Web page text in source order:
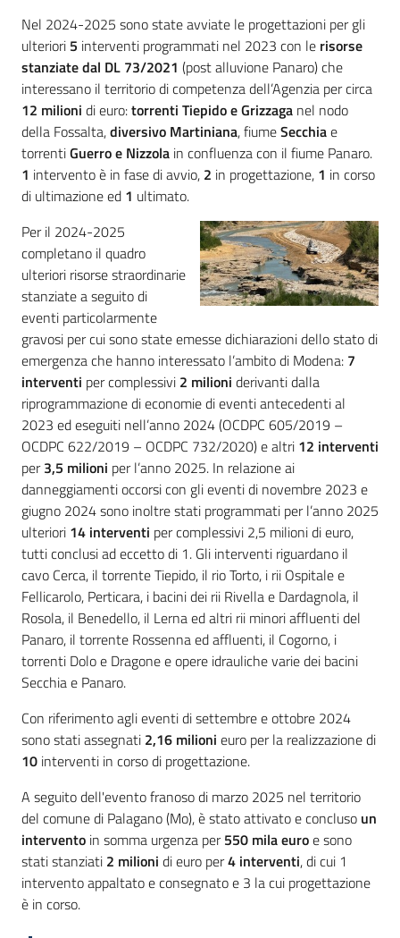
Nel 2024-2025 sono state avviate le progettazioni per gli
ulteriori 5 interventi programmati nel 2023 con le risorse
stanziate dal DL 73/2021 (post alluvione Panaro) che
interessano il territorio di competenza dell’Agenzia per circa
12 milioni di euro:torrenti Tiepido e Grizzaga nel nodo
della Fossalta,diversivo Martiniana, fiumeSecchiae
torrentiGuerro e Nizzola in confluenza con il fiume Panaro.
1 intervento è in fase di avvio, 2 in progettazione, 1 in corso
di ultimazione ed 1 ultimato.
Per il 2024-2025
completano il quadro
ulteriori risorse straordinarie
stanziate a seguito di
eventi particolarmente
gravosi per cui sono state emesse dichiarazioni dello stato di
emergenza che hanno interessato l’ambito di Modena: 7
interventi per complessivi 2 milioni derivanti dalla
riprogrammazione di economie di eventi antecedenti al
2023 ed eseguiti nell’anno 2024 (OCDPC 605/2019 –
OCDPC 622/2019 – OCDPC 732/2020) e altri 12 interventi
per3,5 milioni per l’anno 2025. In relazione ai
danneggiamenti occorsi con gli eventi di novembre 2023 e
giugno 2024 sono inoltre stati programmati per l’anno 2025
ulteriori 14 interventi per complessivi 2,5 milioni di euro,
tutti conclusi ad eccetto di 1. Gli interventi riguardano il
cavo Cerca, il torrente Tiepido, il rio Torto, i rii Ospitale e
Fellicarolo, Perticara, i bacini dei rii Rivella e Dardagnola, il
Rosola, il Benedello, il Lerna ed altri rii minori affluenti del
Panaro, il torrente Rossenna ed affluenti, il Cogorno, i
torrenti Dolo e Dragone e opere idrauliche varie dei bacini
Secchia e Panaro.
Con riferimento agli eventi di settembre e ottobre 2024
sono stati assegnati 2,16 milioni euro per la realizzazione di
10 interventi in corso di progettazione.
A seguito dell'evento franoso di marzo 2025 nel territorio
del comune di Palagano (Mo), è stato attivato e concluso un
intervento in somma urgenza per550 mila euroe sono
stati stanziati 2 milioni di euro per4 interventi, di cui 1
intervento appaltato e consegnato e 3 la cui progettazione
è in corso.